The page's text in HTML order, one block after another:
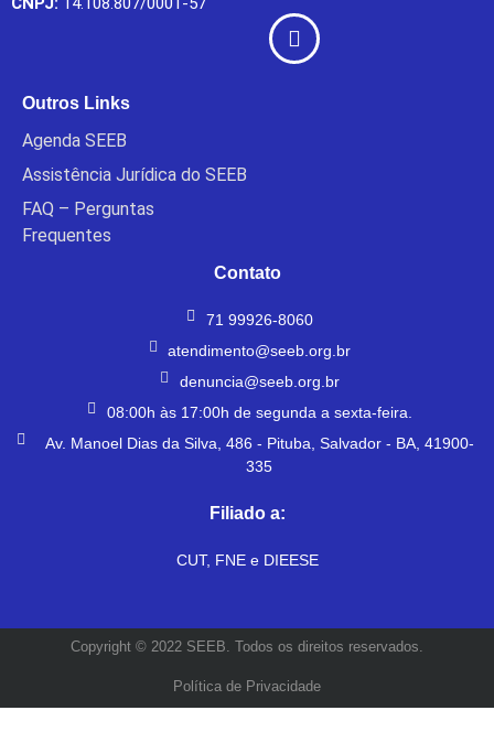
Outros Links
Agenda SEEB
Assistência Jurídica do SEEB
FAQ – Perguntas
Frequentes
Contato
71 99926-8060
atendimento@seeb.org.br
denuncia@seeb.org.br
08:00h às 17:00h de segunda a sexta-feira.
Av. Manoel Dias da Silva, 486 - Pituba, Salvador - BA, 41900-
335
Filiado a:
CUT, FNE e DIEESE
Copyright © 2022 SEEB. Todos os direitos reservados.
Política de Privacidade